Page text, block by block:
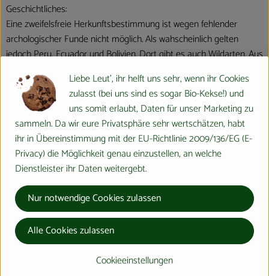
Geschichtliches:
Eine zweifelsfreie Herkunftsbestimmung ist wegen fehlender
archologischer Funde nicht möglich. Als wahscheinlich gelten
jedoch Peru, Ecuador und Bolivien. Dort gibt es auch Wildarten. Aus
Entdeckung Amerikas kam sie zuerst nach Spanien. Im übrigen
Europa galt sie zunächst als giftig (deshalb Zierpflanze); im 18.Jahh.
erwerbsmäßiger Anbau; heute große weltwirtschaftliche
Bedeutung.
Verwendung:
Die guten Geschmackseigenschaften der Tomate verbinden sich
mit der erfrischenden Wirkung und mit ihrer anziehenden Farbe
und lassen sie so einer vielseitigen Verwendung zukommen -
kombiniert mit Zwiebeln, Knoblauch, Olivenöl, Basilicum,Paprika,
Käse, Fisch, Fleisch, Reis, Eiern...
Auch lassen sich Tomaten gut weiterverarbeiten zu Säften,
Ketschup oder sauer eingelegt.
Liebe Leut', ihr helft uns sehr, wenn ihr Cookies
zulasst (bei uns sind es sogar Bio-Kekse!) und
uns somit erlaubt, Daten für unser Marketing zu
sammeln. Da wir eure Privatsphäre sehr wertschätzen, habt
ihr in Übereinstimmung mit der EU-Richtlinie 2009/136/EG (E-
Privacy) die Möglichkeit genau einzustellen, an welche
Dienstleister ihr Daten weitergebt.
Cookieeinstellungen
Nur notwendige Cookies zulassen
Alle Cookies zulassen